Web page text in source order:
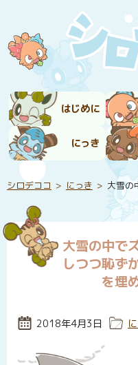
はじめに
にっき
シロデココ にっき 大雪の
大雪の中で
しつつ恥ず
を埋
投稿日:
2018年4月3日